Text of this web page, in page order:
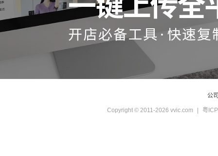
公
Copyright © 2011-2026 vvic.com 粤